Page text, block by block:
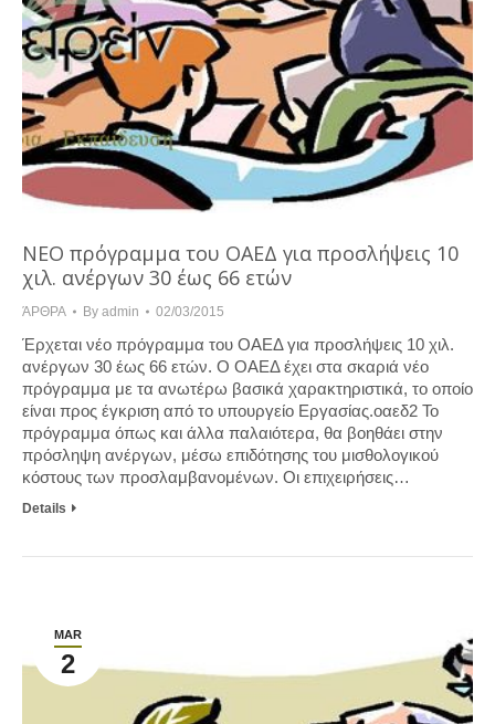
NEO πρόγραμμα του ΟΑΕΔ για προσλήψεις 10
χιλ. ανέργων 30 έως 66 ετών
ΆΡΘΡΑ By admin 02/03/2015
Έρχεται νέο πρόγραμμα του ΟΑΕΔ για προσλήψεις 10 χιλ.
ανέργων 30 έως 66 ετών. Ο ΟΑΕΔ έχει στα σκαριά νέο
πρόγραμμα με τα ανωτέρω βασικά χαρακτηριστικά, το οποίο
είναι προς έγκριση από το υπουργείο Εργασίας.οαεδ2 Το
πρόγραμμα όπως και άλλα παλαιότερα, θα βοηθάει στην
πρόσληψη ανέργων, μέσω επιδότησης του μισθολογικού
κόστους των προσλαμβανομένων. Οι επιχειρήσεις…
Details
MAR
2